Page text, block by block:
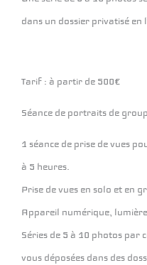
dans un dossier privatisé en
Tarif : à partir de 500€
Séance de portraits de
1 séance de prise de vues
à 5 heures.
Prise de vues en solo et en
Appareil numérique,
Séries de 5 à 10 photos par
vous déposées dans des